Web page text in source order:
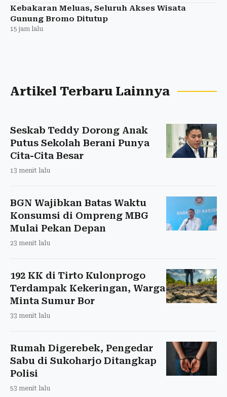
Kebakaran Meluas, Seluruh Akses Wisata
Gunung Bromo Ditutup
15 jam lalu
Artikel Terbaru Lainnya
Seskab Teddy Dorong Anak
Putus Sekolah Berani Punya
Cita-Cita Besar
13 menit lalu
BGN Wajibkan Batas Waktu
Konsumsi di Ompreng MBG
Mulai Pekan Depan
23 menit lalu
192 KK di Tirto Kulonprogo
Terdampak Kekeringan, Warga
Minta Sumur Bor
33 menit lalu
Rumah Digerebek, Pengedar
Sabu di Sukoharjo Ditangkap
Polisi
53 menit lalu